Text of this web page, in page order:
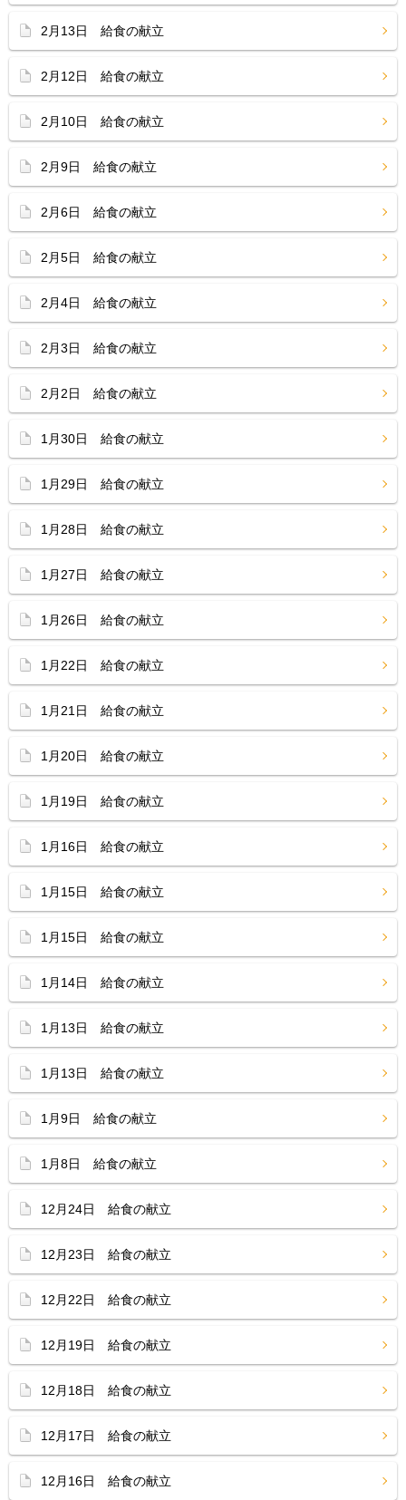
2月13日 給食の献立
2月12日 給食の献立
2月10日 給食の献立
2月9日 給食の献立
2月6日 給食の献立
2月5日 給食の献立
2月4日 給食の献立
2月3日 給食の献立
2月2日 給食の献立
1月30日 給食の献立
1月29日 給食の献立
1月28日 給食の献立
1月27日 給食の献立
1月26日 給食の献立
1月22日 給食の献立
1月21日 給食の献立
1月20日 給食の献立
1月19日 給食の献立
1月16日 給食の献立
1月15日 給食の献立
1月15日 給食の献立
1月14日 給食の献立
1月13日 給食の献立
1月13日 給食の献立
1月9日 給食の献立
1月8日 給食の献立
12月24日 給食の献立
12月23日 給食の献立
12月22日 給食の献立
12月19日 給食の献立
12月18日 給食の献立
12月17日 給食の献立
12月16日 給食の献立